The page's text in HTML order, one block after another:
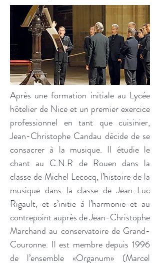
Après une formation initiale au Lycée
hôtelier de Nice et un premier exercice
professionnel en tant que cuisinier,
Jean-Christophe Candau décide de se
consacrer à la musique. Il étudie le
chant au C.N.R de Rouen dans la
classe de Michel Lecocq, l’histoire de la
musique dans la classe de Jean-Luc
Rigault, et s’initie à l’harmonie et au
contrepoint auprès de Jean-Christophe
Marchand au conservatoire de Grand-
Couronne. Il est membre depuis 1996
de l’ensemble «Organum» (Marcel